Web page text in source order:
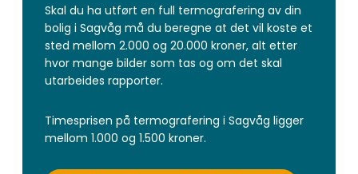
Skal du ha utført en full termografering av din
bolig i Sagvåg må du beregne at det vil koste et
sted mellom 2.000 og 20.000 kroner, alt etter
hvor mange bilder som tas og om det skal
utarbeides rapporter.
Timesprisen på termografering i Sagvåg ligger
mellom 1.000 og 1.500 kroner.